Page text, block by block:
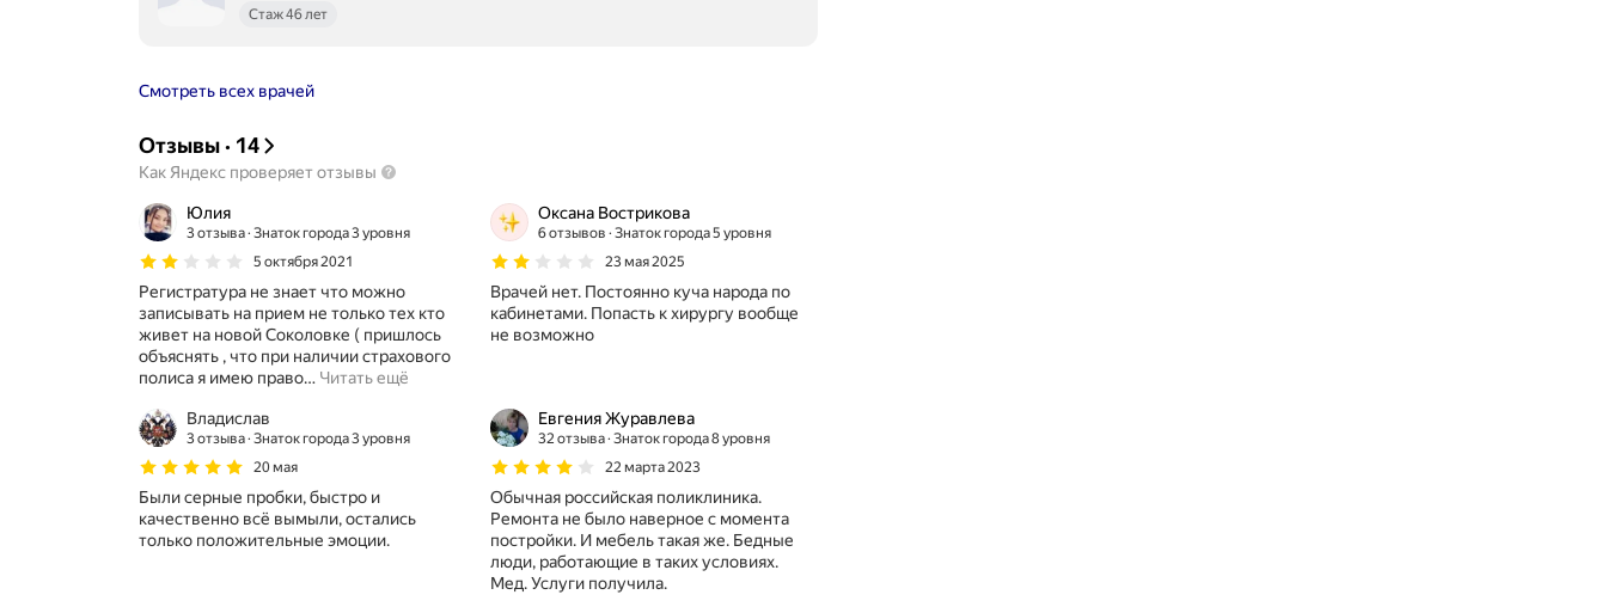
Стаж 46 лет
Смотреть всех врачей
Отзывы· 14
Как Яндекс проверяет отзывы
Юлия
3 отзыва Знаток города 3 уровня
5 октября 2021
Регистратура не знает что можно
записывать на прием не только тех кто
живет на новой Соколовке ( пришлось
объяснять , что при наличии страхового
полиса я имею право… Читать ещё
Оксана Вострикова
6 отзывов Знаток города 5 уровня
23 мая 2025
Врачей нет. Постоянно куча народа по
кабинетами. Попасть к хирургу вообще
не возможно
Владислав
3 отзыва Знаток города 3 уровня
20 мая
Были серные пробки, быстро и
качественно всё вымыли, остались
только положительные эмоции.
Евгения Журавлева
32 отзыва Знаток города 8 уровня
22 марта 2023
Обычная российская поликлиника.
Ремонта не было наверное с момента
постройки. И мебель такая же. Бедные
люди, работающие в таких условиях.
Мед. Услуги получила.